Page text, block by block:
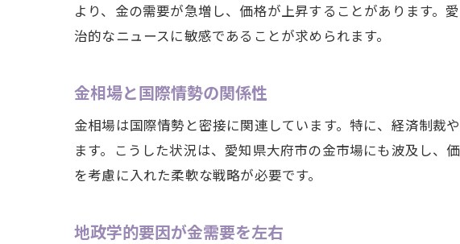
政治
愛知
金を売る
より、金の需要が急増し、価格が上昇することがあります
治的なニュースに敏感であることが求められます。
金相場と国際情勢の関係性
金相場は国際情勢と密接に関連しています。特に、経済制裁
ます。こうした状況は、愛知県大府市の金市場にも波及し、
を考慮に入れた柔軟な戦略が必要です。
地政学的要因が金需要を左右